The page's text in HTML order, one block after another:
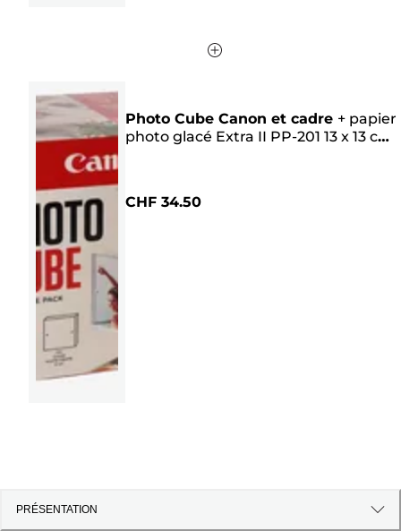
Photo Cube Canon et cadre + papier
photo glacé Extra II PP-201 13 x 13 cm
CHF 34.50
PRÉSENTATION